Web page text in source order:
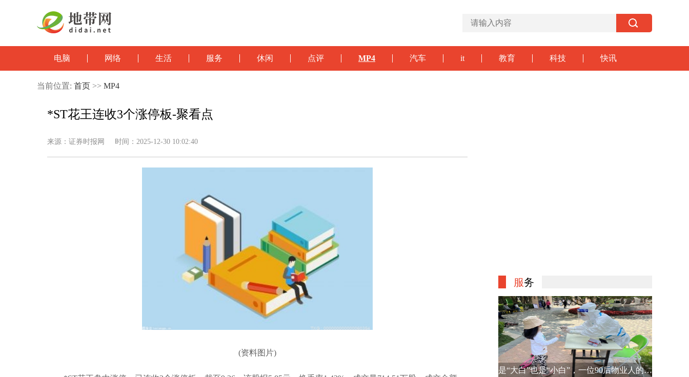
电脑 网络 生活 服务 休闲 点评 MP4 汽车 it 教育 科技 快讯
当前位置: 首页 >> MP4
*ST花王连收3个涨停板-聚看点
来源：证券时报网 时间：2025-12-30 10:02:40
(资料图片)
服务
是“大白”也是“小白”，一位90后物业人的选择